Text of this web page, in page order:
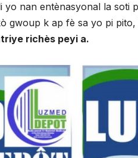
yo nan entènasyonal la soti
gwoup k ap fè sa yo pi pito,
richès peyi a.